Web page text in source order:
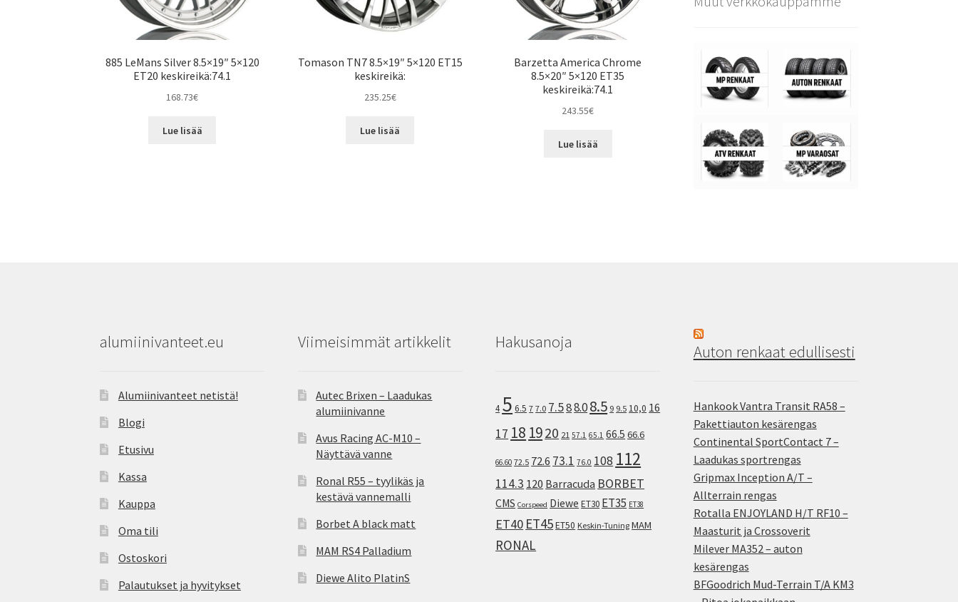
885 LeMans Silver 8.5×19″ 5×120
ET20 keskireikä:74.1
168.73€
Lue lisää
Tomason TN7 8.5×19″ 5×120 ET15
keskireikä:
235.25€
Lue lisää
Barzetta America Chrome
8.5×20″ 5×120 ET35
keskireikä:74.1
243.55€
Lue lisää
alumiinivanteet.eu
Alumiinivanteet netistä!
Blogi
Etusivu
Kassa
Kauppa
Oma tili
Ostoskori
Palautukset ja hyvitykset
Viimeisimmät artikkelit
Autec Brixen – Laadukas
alumiinivanne
Avus Racing AC-M10 –
Näyttävä vanne
Ronal R55 – tyylikäs ja
kestävä vannemalli
Borbet A black matt
MAM RS4 Palladium
Diewe Alito PlatinS
Hakusanoja
4 5 6.5 7 7.0 7.588.08.5 9 9.5 10,0 16
17 18 1920 21 57.1 65.1 66.5 66.6
66.60 72.5 72.6 73.1 76.0 108 112
114.3 120 Barracuda BORBET
CMS Corspeed Diewe ET30 ET35 ET38
ET40 ET45ET50 Keskin-Tuning MAM
RONAL
Auton renkaat edullisesti
Hankook Vantra Transit RA58 –
Pakettiauton kesärengas
Continental SportContact 7 –
Laadukas sportrengas
Gripmax Inception A/T –
Allterrain rengas
Rotalla ENJOYLAND H/T RF10 –
Maasturit ja Crossoverit
Milever MA352 – auton
kesärengas
BFGoodrich Mud-Terrain T/A KM3